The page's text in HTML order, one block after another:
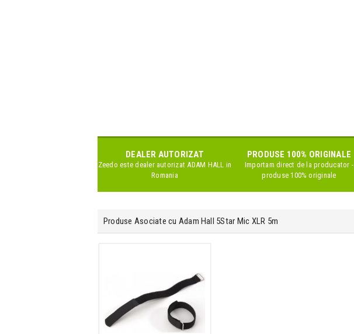
DEALER AUTORIZAT
Zeedo este dealer autorizatADAM HALL in
Romania
PRODUSE 100% ORIGINALE
Importam direct de la producator -
produse 100% originale
Produse Asociate cu Adam Hall 5Star Mic XLR 5m